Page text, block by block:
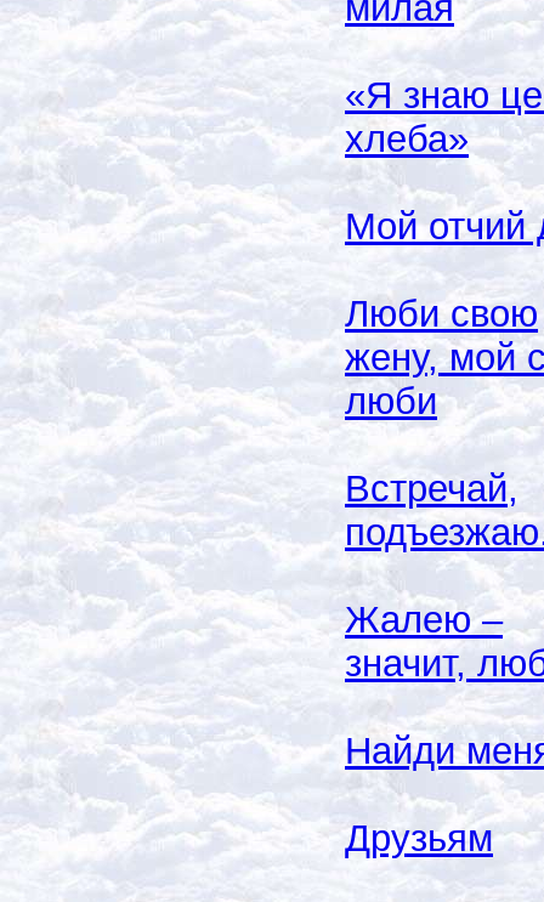
«Я знаю
хлеба»
Мой отчий
Люби свою
жену, мой
люби
Встречай,
Жалею –
значит,
Найди
Друзьям